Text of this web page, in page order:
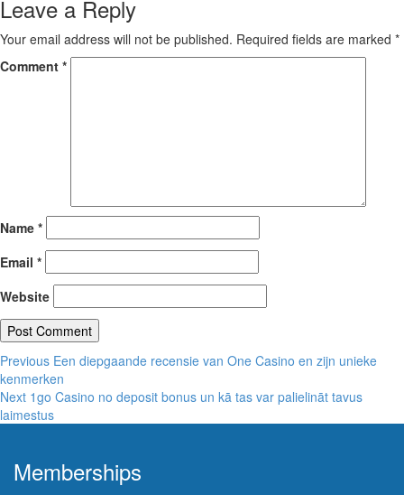
Leave a Reply
Your email address will not be published. Required fields are marked *
Comment *
Name *
Email *
Website
Post
navigation
Previous Previous
post:
Een diepgaande recensie van One Casino en zijn unieke
kenmerken
Next Next
post:
1go Casino no deposit bonus un kā tas var palielināt tavus
laimestus
Memberships